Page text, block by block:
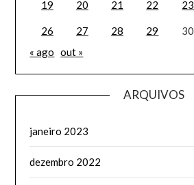
19 20 21 22 23
26 27 28 29
30
« ago out »
ARQUIVOS
janeiro 2023
dezembro 2022